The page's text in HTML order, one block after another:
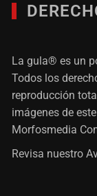
La gula® es un
Todos los
reproducción
imágenes de
Morfosmedia
Revisa nuestro